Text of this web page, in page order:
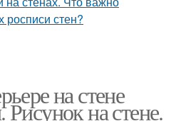
на стене
на стене.